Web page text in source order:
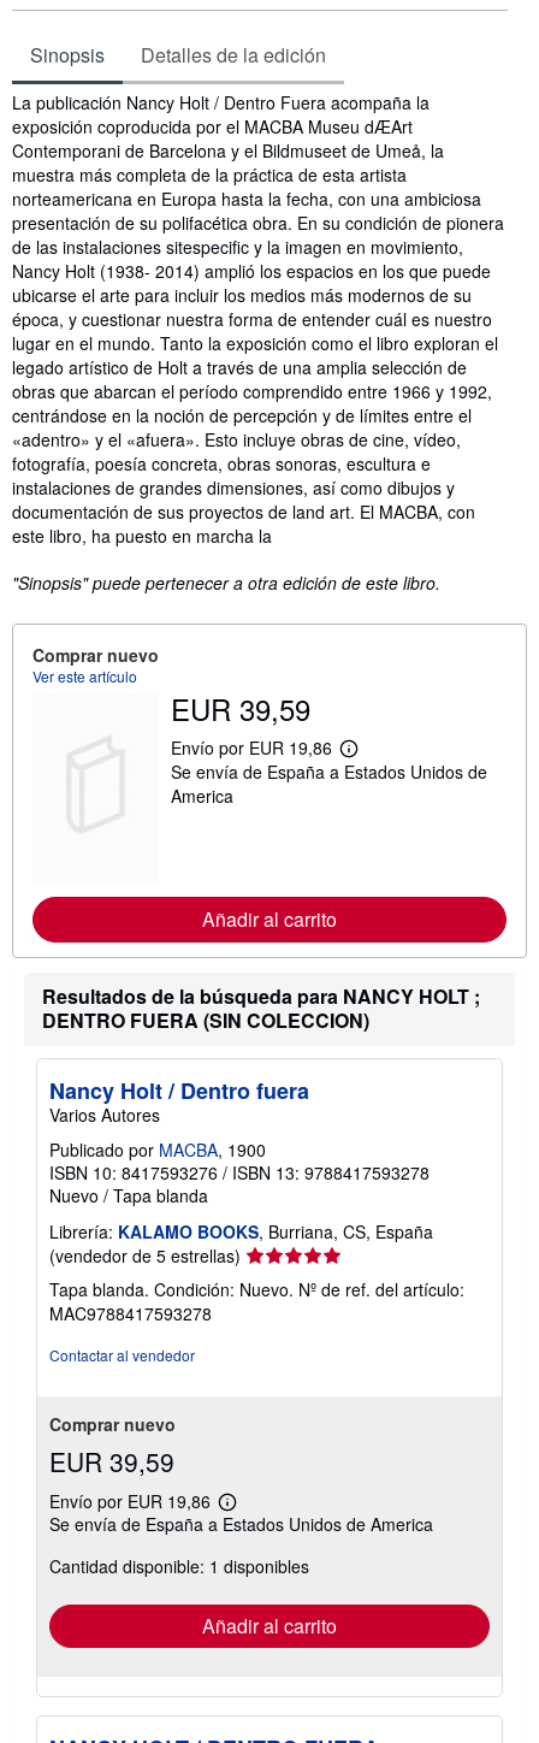
Sinopsis Detalles de la edición
Sinopsis
La publicación Nancy Holt / Dentro Fuera acompaña la
exposición coproducida por el MACBA Museu dÆArt
Contemporani de Barcelona y el Bildmuseet de Umeå, la
muestra más completa de la práctica de esta artista
norteamericana en Europa hasta la fecha, con una ambiciosa
presentación de su polifacética obra. En su condición de pionera
de las instalaciones sitespecific y la imagen en movimiento,
Nancy Holt (1938- 2014) amplió los espacios en los que puede
ubicarse el arte para incluir los medios más modernos de su
época, y cuestionar nuestra forma de entender cuál es nuestro
lugar en el mundo. Tanto la exposición como el libro exploran el
legado artístico de Holt a través de una amplia selección de
obras que abarcan el período comprendido entre 1966 y 1992,
centrándose en la noción de percepción y de límites entre el
«adentro» y el «afuera». Esto incluye obras de cine, vídeo,
fotografía, poesía concreta, obras sonoras, escultura e
instalaciones de grandes dimensiones, así como dibujos y
documentación de sus proyectos de land art. El MACBA, con
este libro, ha puesto en marcha la
"Sinopsis" puede pertenecer a otra edición de este libro.
Comprar nuevo
Ver este artículo
EUR 39,59
Envío por EUR 19,86
M
á
m
i
n
s
o
r
a
f
a
e
Se envía de España a Estados Unidos de
America
Añadir al carrito
Resultados de la búsqueda para NANCY HOLT ;
DENTRO FUERA (SIN COLECCION)
Nancy Holt / Dentro fuera
Varios Autores
Publicado por MACBA, 1900
ISBN 10: 8417593276 / ISBN 13: 9788417593278
Nuevo / Tapa blanda
Librería: KALAMO BOOKS, Burriana, CS, España
(vendedor de 5 estrellas) Calificación
del
vendedor:
Tapa blanda. Condición: Nuevo. Nº de ref. del artículo:
MAC9788417593278
Contactar al vendedor
Comprar nuevo
EUR 39,59
Envío por EUR 19,86
Más
información
las
tarifas
envío
Se envía de España a Estados Unidos de America
Cantidad disponible: 1 disponibles
Añadir al carrito